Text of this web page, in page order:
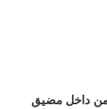
من داخل مضيق